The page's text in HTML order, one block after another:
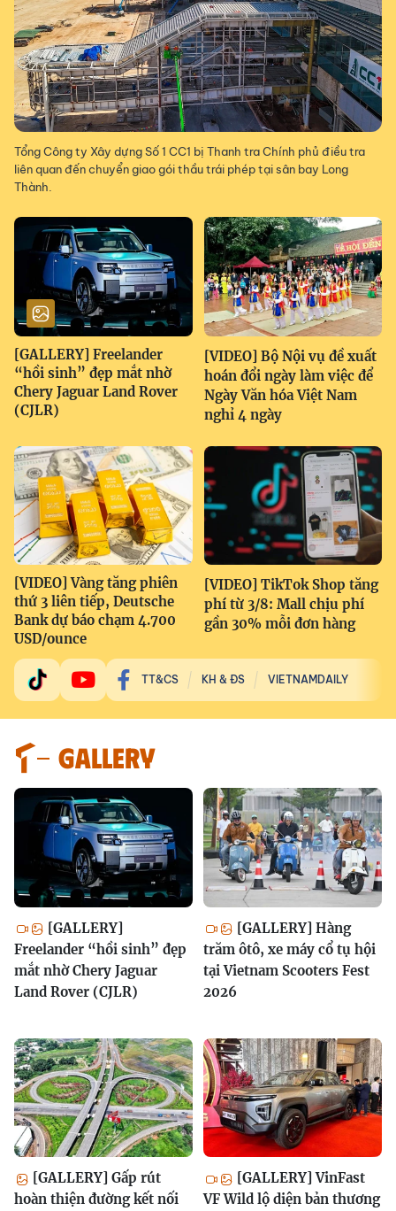
Tổng Công ty Xây dựng Số 1 CC1 bị Thanh tra Chính phủ điều tra
liên quan đến chuyển giao gói thầu trái phép tại sân bay Long
Thành.
[GALLERY] Freelander
“hồi sinh” đẹp mắt nhờ
Chery Jaguar Land Rover
(CJLR)
[VIDEO] Bộ Nội vụ đề xuất
hoán đổi ngày làm việc để
Ngày Văn hóa Việt Nam
nghỉ 4 ngày
[VIDEO] Vàng tăng phiên
thứ 3 liên tiếp, Deutsche
Bank dự báo chạm 4.700
USD/ounce
[VIDEO] TikTok Shop tăng
phí từ 3/8: Mall chịu phí
gần 30% mỗi đơn hàng
TT&CS KH & ĐS VIETNAMDAILY
GALLERY
[GALLERY]
Freelander “hồi sinh” đẹp
mắt nhờ Chery Jaguar
Land Rover (CJLR)
[GALLERY] Hàng
trăm ôtô, xe máy cổ tụ hội
tại Vietnam Scooters Fest
2026
[GALLERY] Gấp rút
hoàn thiện đường kết nối
[GALLERY] VinFast
VF Wild lộ diện bản thương